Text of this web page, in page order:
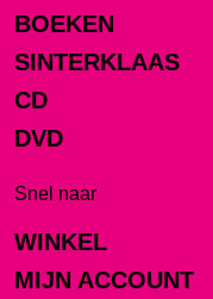
BOEKEN
SINTERKLAAS
CD
DVD
Snel naar
WINKEL
MIJN ACCOUNT